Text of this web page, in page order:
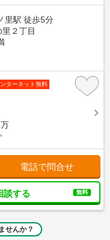
里駅 徒歩5分
２丁目
ターネット無料
電話で問合せ
談する 無料
せんか？